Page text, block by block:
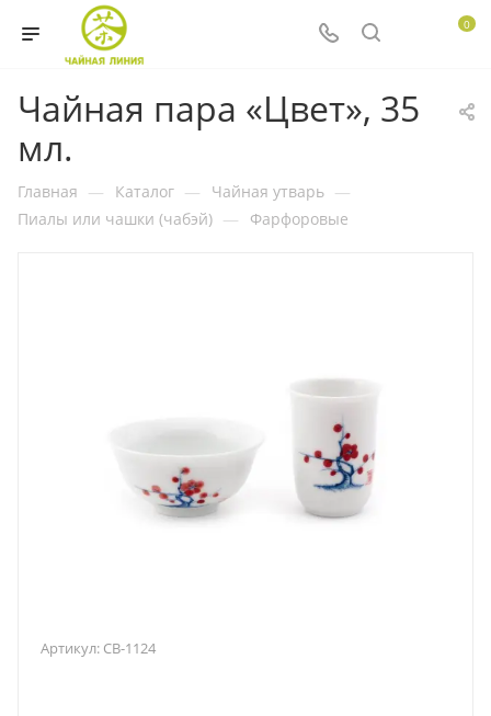
0
Чайная пара «Цвет», 35
мл.
Главная — Каталог — Чайная утварь —
Пиалы или чашки (чабэй) — Фарфоровые
Артикул: CB-1124